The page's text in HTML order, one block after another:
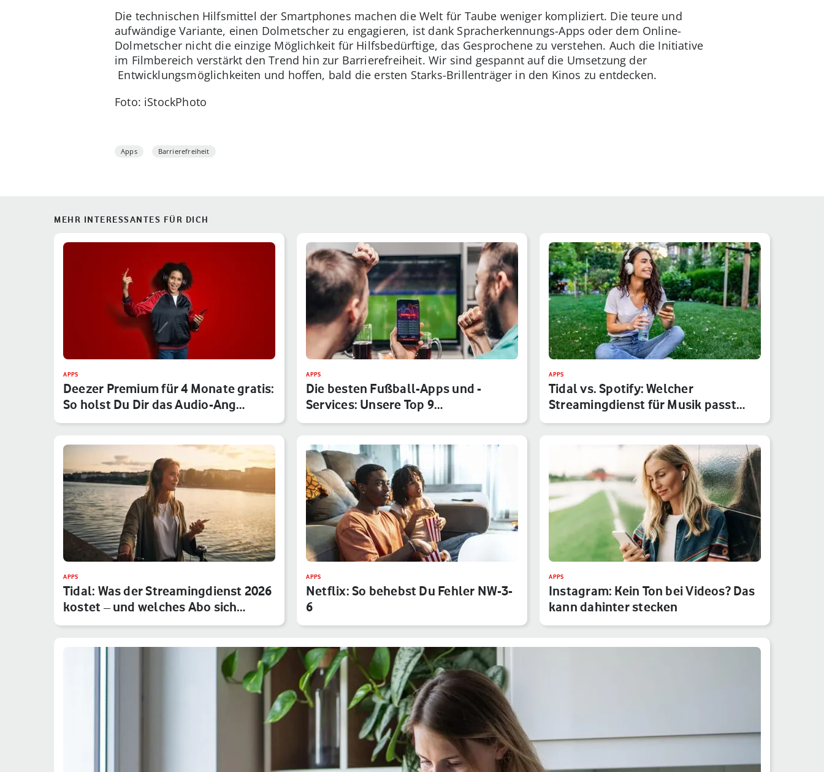
Die technischen Hilfsmittel der Smartphones machen die Welt für Taube weniger kompliziert. Die teure und
aufwändige Variante, einen Dolmetscher zu engagieren, ist dank Spracherkennungs-Apps oder dem Online-
Dolmetscher nicht die einzige Möglichkeit für Hilfsbedürftige, das Gesprochene zu verstehen. Auch die Initiative
im Filmbereich verstärkt den Trend hin zur Barrierefreiheit. Wir sind gespannt auf die Umsetzung der
Entwicklungsmöglichkeiten und hoffen, bald die ersten Starks-Brillenträger in den Kinos zu entdecken.
Foto: iStockPhoto
Apps Barrierefreiheit
MEHR INTERESSANTES FÜR DICH
APPS
Deezer Premium für 4 Monate gratis:
So holst Du Dir das Audio-Ang…
APPS
Die besten Fußball-Apps und -
Services: Unsere Top 9
Anwendungen f…
APPS
Tidal vs. Spotify: Welcher
Streamingdienst für Musik passt
besser…
APPS
Tidal: Was der Streamingdienst 2026
kostet – und welches Abo sich…
APPS
Netflix: So behebst Du Fehler NW-3-
6
APPS
Instagram: Kein Ton bei Videos? Das
kann dahinter stecken